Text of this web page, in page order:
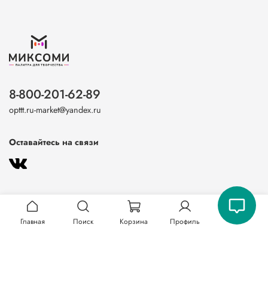
8-800-201-62-89
opttt.ru-market@yandex.ru
Оставайтесь на связи
Главная Поиск Корзина Профиль